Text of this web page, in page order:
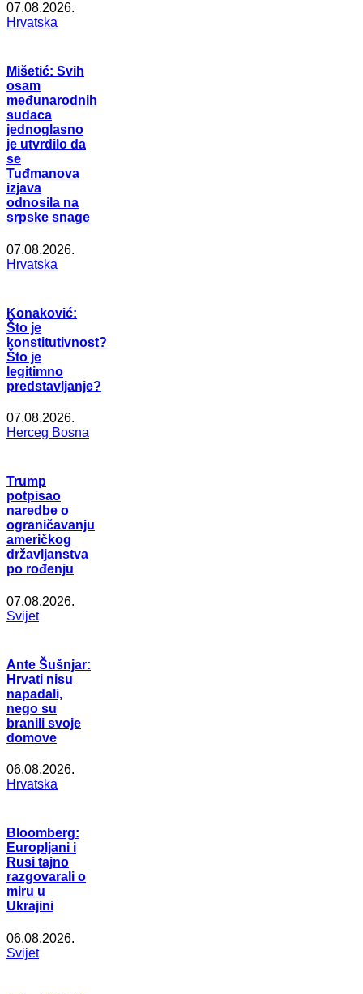
07.08.2026.
Hrvatska
Mišetić: Svih
osam
međunarodnih
sudaca
jednoglasno
je utvrdilo da
se
Tuđmanova
izjava
odnosila na
srpske snage
07.08.2026.
Hrvatska
Konaković:
Što je
konstitutivnost?
Što je
legitimno
predstavljanje?
07.08.2026.
Herceg Bosna
Trump
potpisao
naredbe o
ograničavanju
američkog
državljanstva
po rođenju
07.08.2026.
Svijet
Ante Šušnjar:
Hrvati nisu
napadali,
nego su
branili svoje
domove
06.08.2026.
Hrvatska
Bloomberg:
Europljani i
Rusi tajno
razgovarali o
miru u
Ukrajini
06.08.2026.
Svijet